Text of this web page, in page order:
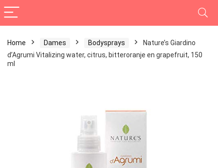
Home Dames Bodysprays
Nature’s Giardino
d’Agrumi Vitalizing water, citrus, bitteroranje en grapefruit, 150
ml